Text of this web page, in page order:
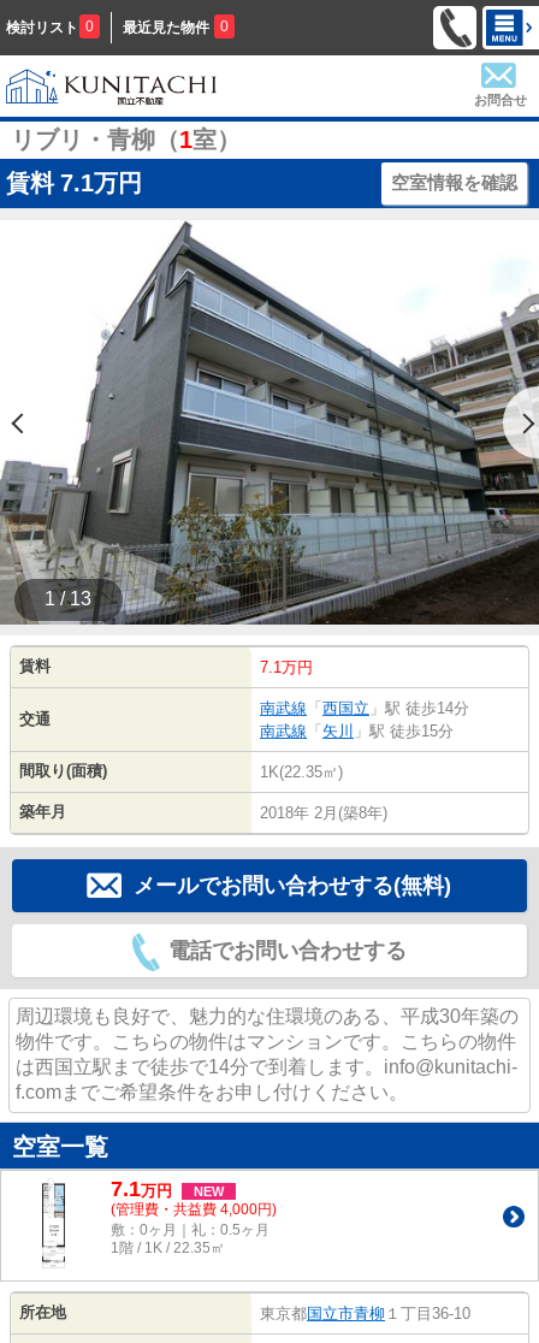
検討リスト 0 最近見た物件 0
お問合せ
リブリ・青柳（1室）
賃料 7.1万円 空室情報を確認
1 / 13
賃料 7.1万円
交通
南武線 「 西国立 」駅 徒歩14分
南武線 「 矢川 」駅 徒歩15分
間取り(面積) 1K(22.35㎡)
築年月 2018年 2月(築8年)
メールでお問い合わせする(無料)
電話でお問い合わせする
周辺環境も良好で、魅力的な住環境のある、平成30年築の
物件です。こちらの物件はマンションです。こちらの物件
は西国立駅まで徒歩で14分で到着します。info@kunitachi-
f.comまでご希望条件をお申し付けください。
空室一覧
7.1万円 NEW
(管理費・共益費 4,000円)
敷：0ヶ月｜礼：0.5ヶ月
1階 / 1K / 22.35㎡
所在地 東京都国立市青柳 １丁目36-10